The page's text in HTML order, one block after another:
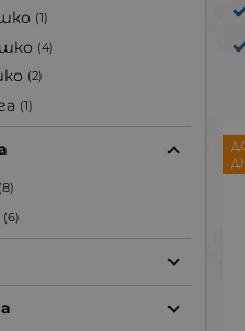
(1)
(4)
(2)
(1)
(8)
(6)